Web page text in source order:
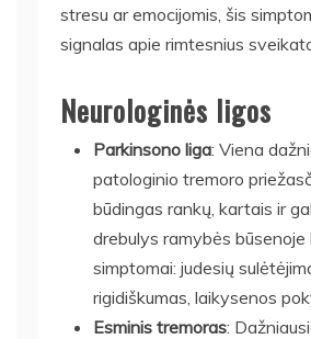
stresu ar emocijomis, šis
signalas apie rimtesnius
Neurologinės ligos
Parkinsono liga: Viena
patologinio tremoro
būdingas rankų, kartais ir
drebulys ramybės būsenoje
simptomai: judesių
rigidiškumas, laikysenos
Esminis tremoras: